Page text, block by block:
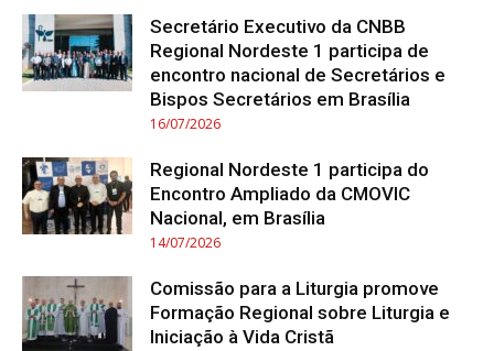
Secretário Executivo da CNBB
Regional Nordeste 1 participa de
encontro nacional de Secretários e
Bispos Secretários em Brasília
16/07/2026
Regional Nordeste 1 participa do
Encontro Ampliado da CMOVIC
Nacional, em Brasília
14/07/2026
Comissão para a Liturgia promove
Formação Regional sobre Liturgia e
Iniciação à Vida Cristã